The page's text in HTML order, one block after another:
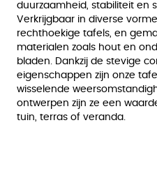
duurzaamheid, stabiliteit en
Verkrijgbaar in diverse
rechthoekige tafels, en
materialen zoals hout en
bladen. Dankzij de stevige
eigenschappen zijn onze
wisselende
ontwerpen zijn ze een
tuin, terras of veranda.